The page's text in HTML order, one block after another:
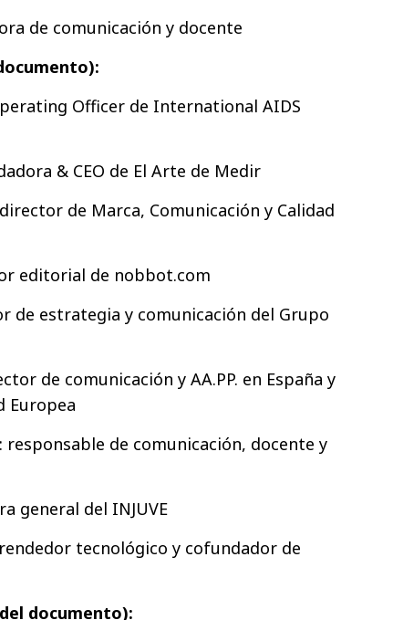
de comunicación y docente
Officer de International AIDS
& CEO de El Arte de Medir
de Marca, Comunicación y Calidad
editorial de nobbot.com
de estrategia y comunicación del Grupo
de comunicación y AA.PP. en España y
Europea
de comunicación, docente y
general del INJUVE
tecnológico y cofundador de
documento):